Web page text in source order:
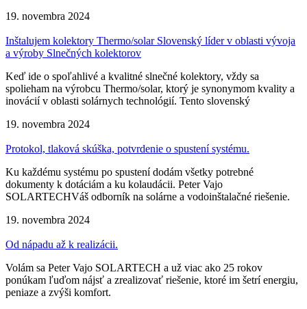
19. novembra 2024
Inštalujem kolektory Thermo/solar Slovenský líder v oblasti vývoja
a výroby Slnečných kolektorov
Keď ide o spoľahlivé a kvalitné slnečné kolektory, vždy sa
spolieham na výrobcu Thermo/solar, ktorý je synonymom kvality a
inovácií v oblasti solárnych technológií. Tento slovenský
19. novembra 2024
Protokol, tlaková skúška, potvrdenie o spustení systému.
Ku každému systému po spustení dodám všetky potrebné
dokumenty k dotáciám a ku kolaudácii. Peter Vajo
SOLARTECHVáš odborník na solárne a vodoinštalačné riešenie.
19. novembra 2024
Od nápadu až k realizácii.
Volám sa Peter Vajo SOLARTECH a už viac ako 25 rokov
ponúkam ľuďom nájsť a zrealizovať riešenie, ktoré im šetrí energiu,
peniaze a zvýši komfort.